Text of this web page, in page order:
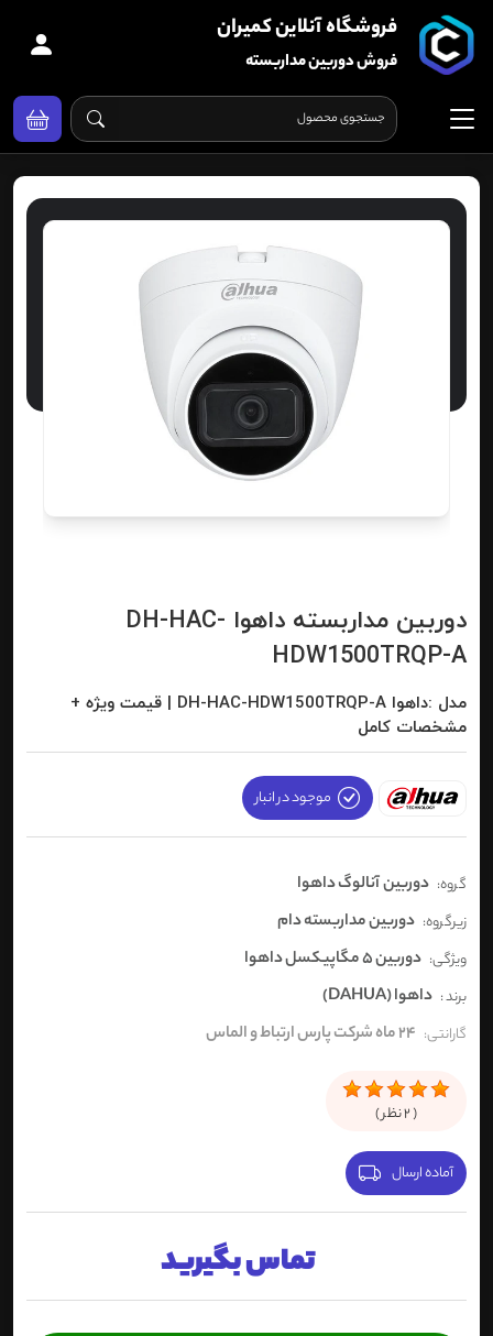
فروشگاه آنلاین کمیران
فروش دوربین مداربسته
دوربین مداربسته داهوا DH-HAC-
HDW1500TRQP-A
مدل :داهوا DH-HAC-HDW1500TRQP-A | قیمت ویژه +
مشخصات کامل
موجود در انبار
گروه: دوربین آنالوگ داهوا
زیرگروه: دوربین مداربسته دام
ویژگی: دوربین 5 مگاپیکسل داهوا
برند : داهوا (DAHUA)
گارانتی: 24 ماه شرکت پارس ارتباط و الماس
(
2نظر )
آماده ارسال
تماس بگیرید